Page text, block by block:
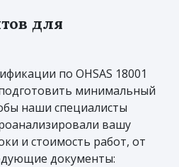
для
по OHSAS 18001
минимальный
наши специалисты
вашу
и стоимость работ, от
документы: